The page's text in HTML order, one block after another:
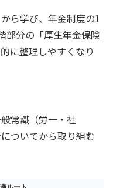
ら学び、年金制度の1
部分の「厚生年金保険
に整理しやすくなり
常識（労一・社
ついてから取り組む